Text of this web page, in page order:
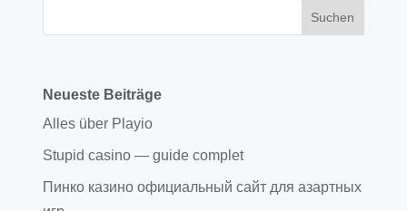
Neueste Beiträge
Alles über Playio
Stupid casino — guide complet
Пинко казино официальный сайт для азартных